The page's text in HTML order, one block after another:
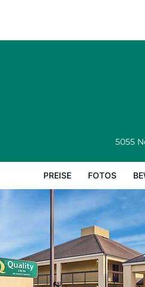
5055
PREISE FOTOS